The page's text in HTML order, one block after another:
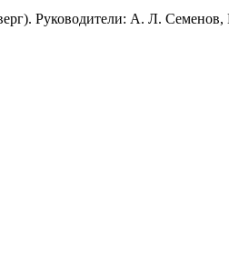
Руководители: А. Л.